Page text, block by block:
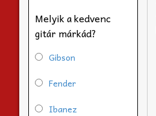
Melyik a kedvenc
gitár márkád?
Gibson
Fender
Ibanez